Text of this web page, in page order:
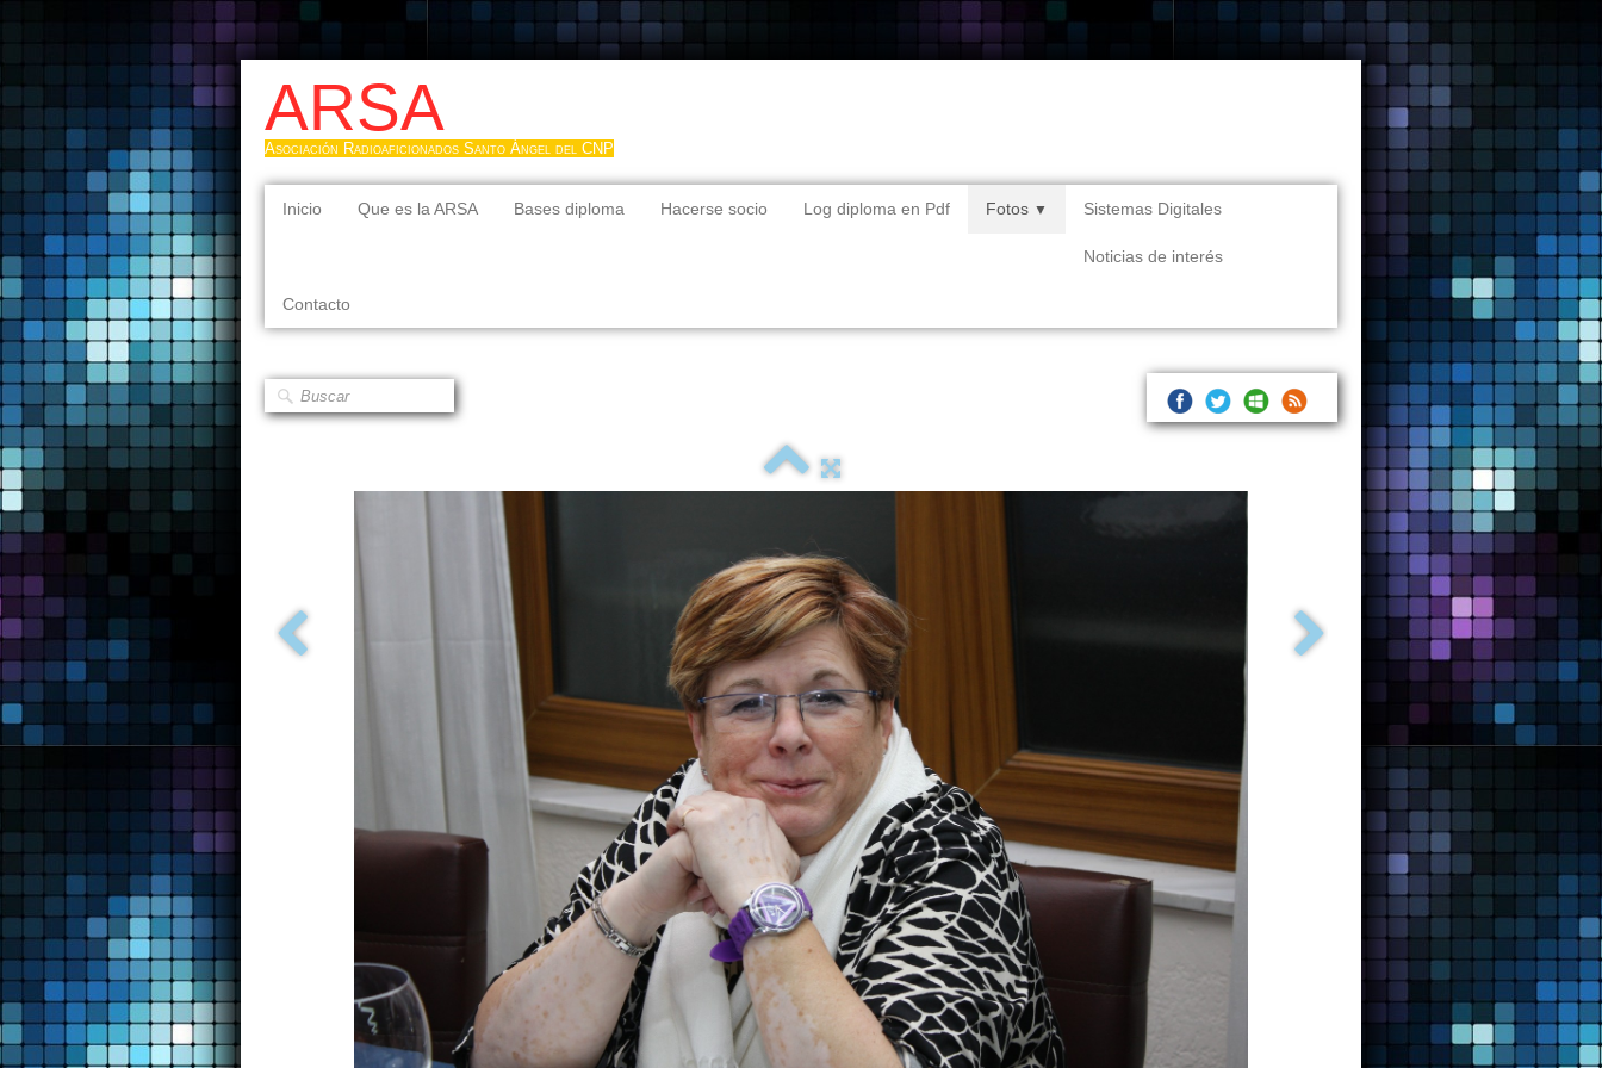
ARSA
Asociación Radioaficionados Santo Ángel del CNP
Inicio Que es la ARSA Bases diploma Hacerse socio Log diploma en Pdf Fotos ▼ Sistemas Digitales
Noticias de interés
Contacto